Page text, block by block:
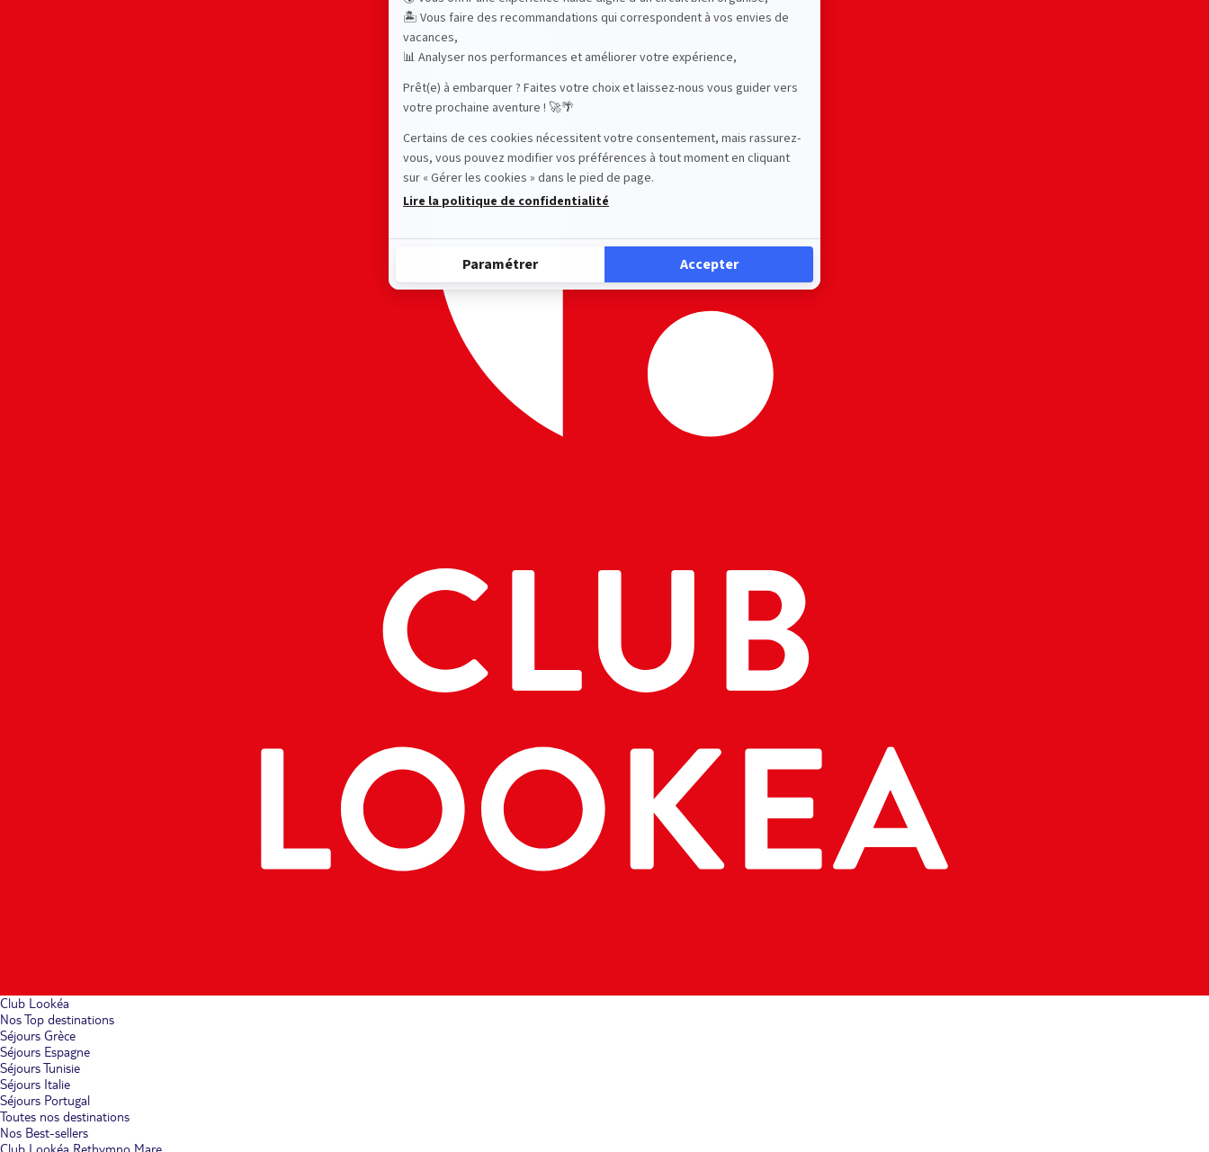
Club Lookéa
Nos Top destinations
Séjours Grèce
Séjours Espagne
Séjours Tunisie
Séjours Italie
Séjours Portugal
Toutes nos destinations
Nos Best-sellers